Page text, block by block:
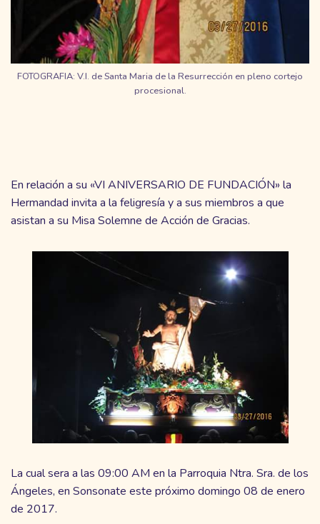
FOTOGRAFIA: V.I. de Santa Maria de la Resurrección en pleno cortejo
procesional.
En relación a su «VI ANIVERSARIO DE FUNDACIÓN» la
Hermandad invita a la feligresía y a sus miembros a que
asistan a su Misa Solemne de Acción de Gracias.
La cual sera a las 09:00 AM en la Parroquia Ntra. Sra. de los
Ángeles, en Sonsonate este próximo domingo 08 de enero
de 2017.